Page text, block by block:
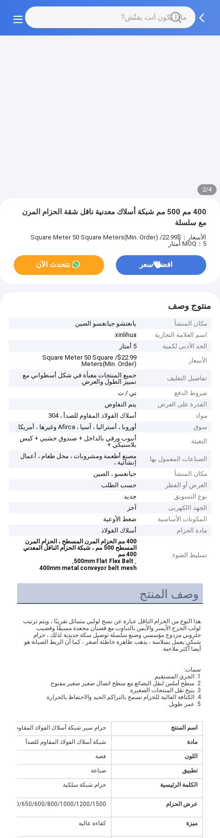
3/4
400 مم 500 مم شبكة أسلاك معدنية ناقل شقة الحزام المرن
مع سلسلة
الأسعار：$22.99/ Square Meter 50 Square Meters(Min. Order)
MOQ：5 أمتار
افضل سعر نتحدث الآن
منتوج وصف
مكان المنشأ
يانغتشو جيانغسو الصين
اسم العلامة التجارية
xinlihua
الحد الأدنى لكمية
5 أمتار
الأسعار
$22.99/ Square Meter 50 Square
Meters(Min. Order)
تفاصيل التغليف
جميع المنتجات معبأة في شكل أسطواني مع
تمييز الطول والعرض.
شروط الدفع
تي / ت
القدرة على العرض
يتم التفاوض
مواد
أسلاك الفولاذ المقاوم للصدأ ، 304
سوق
أوروبا ، أستراليا ، آسيا ، Afirca وغيرها ، أمريكا
التعبئة
أنبوب ورقي بالداخل + صندوق خشبي + كيس
بلاستيكي +
الصناعات المعمول بها
مصنع أطعمة ومشروبات ، محل طعام ، أعمال
إنشائية ،
مكان المنشأ
جيانغسو ، الصين
العرض أو القطر
حسب الطلب
نوع التسويق
جديد
الجهد االكهربى
آخر
المكونات الأساسية
ضغط الأوعية
مادة الحزام
أسلاك الفولاذ
تسليط الضوء:
400 مم الحزام المرن المسطح ، الحزام المرن
المسطح 500 مم ، شبكة الحزام الناقل المعدني
400 مم
,
500mm Flat Flex Belt
,
400mm metal conveyor belt mesh
وصف المنتج
أيضا أكثر ملاءمة.
سمات:
1. الجري المستقيم.
2. سطح أملس لنقل البضائع مع سطح اتصال صغير صغير مفتوح.
3. يتيح نقل المنتجات الصغيرة.
4. الكثافة العالية للحزام تسمح بالتراكم الجيد والاحتفاظ بالحرارة.
5. عمر طويل.
اسم المنتج حزام سير شبكة أسلاك الفولاذ المقاوم
مادة شبكة أسلاك الفولاذ المقاوم للصدأ
اللون فضة
تطبيق صناعة
الكلمة الرئيسية حزام شبكة سلكية
عرض الحزام 400/500/650/600/800/1000/1200/1500
ميزة كفاءة عالية